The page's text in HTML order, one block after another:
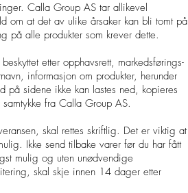
Calla Group AS tar allikevel
om at det av ulike årsaker kan bli tomt på
på alle produkter som krever dette.
etter opphavsrett, markedsførings-
informasjon om produkter, herunder
sidene ikke kan lastes ned, kopieres
fra Calla Group AS.
skal rettes skriftlig. Det er viktig at
Ikke send tilbake varer før du har fått
mulig og uten unødvendige
skal skje innen 14 dager etter